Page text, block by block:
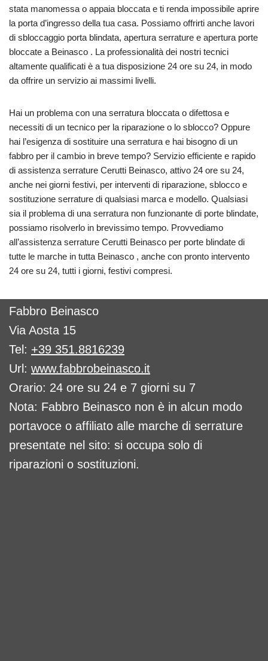
stata manomessa o appaia bloccata e ti renda impossibile aprire
la porta d’ingresso della tua casa. Possiamo offrirti anche lavori
di sbloccaggio porta blindata, apertura serrature e apertura porte
bloccate a Beinasco . La professionalità dei nostri tecnici
altamente qualificati è a tua disposizione 24 ore su 24, in modo
da offrire un servizio ai massimi livelli.
Hai un problema con una serratura bloccata o difettosa e
necessiti di un tecnico per la riparazione o lo sblocco? Oppure
hai l’esigenza di sostituire una serratura e hai bisogno di un
fabbro per il cambio in breve tempo? Servizio efficiente e rapido
di assistenza serrature Cerutti Beinasco, attivo 24 ore su 24,
anche nei giorni festivi, per interventi di riparazione, sblocco e
sostituzione serrature di qualsiasi marca e modello. Qualsiasi
sia il problema di una serratura non funzionante di porte blindate,
possiamo risolverlo in brevissimo tempo. Provvediamo
all’assistenza serrature Cerutti Beinasco per porte blindate di
tutte le marche in tutta Beinasco , anche con pronto intervento
24 ore su 24, tutti i giorni, festivi compresi.
Fabbro Beinasco
Via Aosta 15
Tel: +39 351.8816239
Url: www.fabbrobeinasco.it
Orario: 24 ore su 24 e 7 giorni su 7
Nota: Fabbro Beinasco non è in alcun modo
portavoce o affiliato alle marche di serrature
presentate nel sito: si occupa solo di
riparazioni o sostituzioni.